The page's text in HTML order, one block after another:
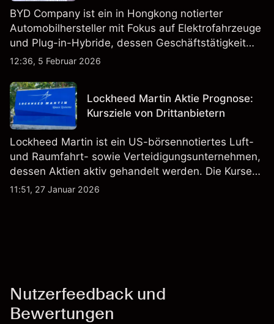
BYD Company ist ein in Hongkong notierter
Automobilhersteller mit Fokus auf Elektrofahrzeuge
und Plug-in-Hybride, dessen Geschäftstätigkeit
Fahrzeugproduktion, Batterien und verwandte
Märkten umfasst.
12:36, 5 Februar 2026
Lockheed Martin Aktie Prognose:
Kursziele von Drittanbietern
Lockheed Martin ist ein US-börsennotiertes Luft-
und Raumfahrt- sowie Verteidigungsunternehmen,
dessen Aktien aktiv gehandelt werden. Die Kurse
werden von Unternehmensergebnissen,
11:51, 27 Januar 2026
Nutzerfeedback und
Bewertungen